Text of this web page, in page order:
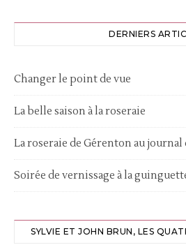
DERNIERS
Changer le point de vue
La belle saison à la roseraie
La roseraie de Gérenton au journal
Soirée de vernissage à la
SYLVIE ET JOHN BRUN, LES